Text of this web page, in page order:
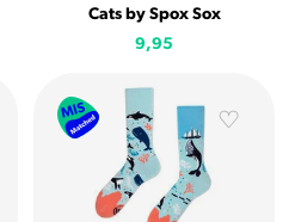
Cats by Spox Sox
9,95